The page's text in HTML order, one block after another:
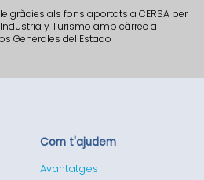
gràcies als fons aportats a CERSA per
y Turismo amb càrrec a
Generales del Estado
Com t'ajudem
Avantatges